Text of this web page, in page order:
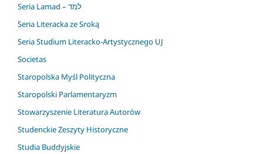
Seria Lamad – למד
Seria Literacka ze Sroką
Seria Studium Literacko-Artystycznego UJ
Societas
Staropolska Myśl Polityczna
Staropolski Parlamentaryzm
Stowarzyszenie Literatura Autorów
Studenckie Zeszyty Historyczne
Studia Buddyjskie